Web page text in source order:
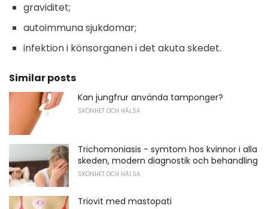
graviditet;
autoimmuna sjukdomar;
infektion i könsorganen i det akuta skedet.
Similar posts
Kan jungfrur använda tamponger?
SKÖNHET OCH HÄLSA
Trichomoniasis - symtom hos kvinnor i alla
skeden, modern diagnostik och behandling
SKÖNHET OCH HÄLSA
Triovit med mastopati